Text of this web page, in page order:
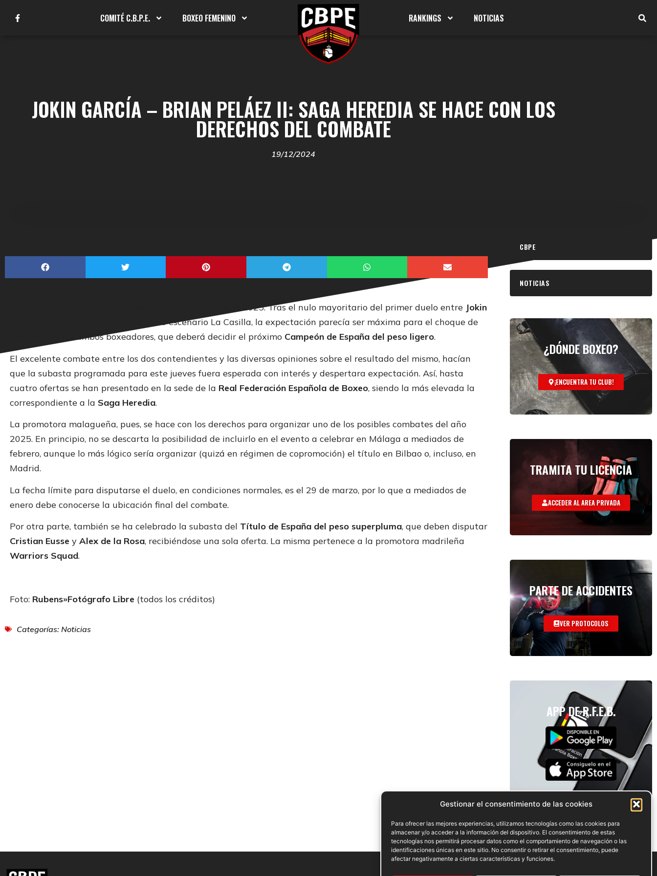
Gestionar el consentimiento de las cookies
Para ofrecer las mejores experiencias, utilizamos tecnologías como las cookies para
almacenar y/o acceder a la información del dispositivo. El consentimiento de estas
tecnologías nos permitirá procesar datos como el comportamiento de navegación o las
identificaciones únicas en este sitio. No consentir o retirar el consentimiento, puede
afectar negativamente a ciertas características y funciones.
COMITÉ C.B.P.E. BOXEO FEMENINO RANKINGS NOTICIAS
JOKIN GARCÍA – BRIAN PELÁEZ II: SAGA HEREDIA SE HACE CON LOS
DERECHOS DEL COMBATE
19/12/2024
Será uno de los combates nacionales más esperados de 2025. Tras el nulo mayoritario del primer duelo entre Jokin
, que tuvo como escenario La Casilla, la expectación parecía ser máxima para el choque de
revancha entre ambos boxeadores, que deberá decidir el próximo Campeón de España del peso ligero.
El excelente combate entre los dos contendientes y las diversas opiniones sobre el resultado del mismo, hacían
que la subasta programada para este jueves fuera esperada con interés y despertara expectación. Así, hasta
cuatro ofertas se han presentado en la sede de la Real Federación Española de Boxeo, siendo la más elevada la
correspondiente a la Saga Heredia.
La promotora malagueña, pues, se hace con los derechos para organizar uno de los posibles combates del año
2025. En principio, no se descarta la posibilidad de incluirlo en el evento a celebrar en Málaga a mediados de
febrero, aunque lo más lógico sería organizar (quizá en régimen de copromoción) el título en Bilbao o, incluso, en
Madrid.
La fecha límite para disputarse el duelo, en condiciones normales, es el 29 de marzo, por lo que a mediados de
enero debe conocerse la ubicación final del combate.
Por otra parte, también se ha celebrado la subasta del Título de España del peso superpluma, que deben disputar
Cristian Eusse y Alex de la Rosa, recibiéndose una sola oferta. La misma pertenece a la promotora madrileña
Warriors Squad.
Foto: Rubens»Fotógrafo Libre (todos los créditos)
Categorías: Noticias
CBPE
NOTICIAS
¿DÓNDE BOXEO?
¡ENCUENTRA TU CLUB!
TRAMITA TU LICENCIA
ACCEDER AL AREA PRIVADA
PARTE DE ACCIDENTES
VER PROTOCOLOS
APP DE R.F.E.B.